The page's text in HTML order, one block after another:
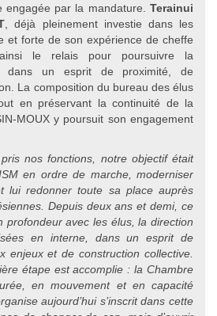
engagée par la mandature. Terainui
, déjà pleinement investie dans les
et forte de son expérience de cheffe
ainsi le relais pour poursuivre la
dans un esprit de proximité, de
La composition du bureau des élus
en préservant la continuité de la
MOUX y poursuit son engagement
nos fonctions, notre objectif était
en ordre de marche, moderniser
lui redonner toute sa place auprès
Depuis deux ans et demi, ce
profondeur avec les élus, la direction
en interne, dans un esprit de
enjeux et de construction collective.
étape est accomplie : la Chambre
en mouvement et en capacité
aujourd’hui s’inscrit dans cette